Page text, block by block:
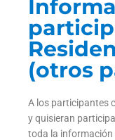
(otros
A los participantes
y quisieran
toda la información